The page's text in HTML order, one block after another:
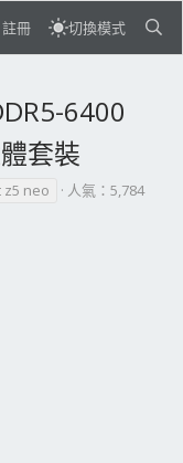
稿 AI 科技
註冊 切換模式
6400
套裝
neo 人氣：5,784